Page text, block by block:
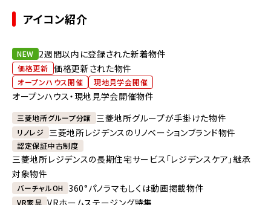
アイコン紹介
NEW 2週間以内に登録された新着物件
価格更新 価格更新された物件
オープンハウス開催 現地見学会開催
オープンハウス・現地見学会開催物件
三菱地所グループ分譲 三菱地所グループが手掛けた物件
リノレジ 三菱地所レジデンスのリノベーションブランド物件
認定保証中古制度
三菱地所レジデンスの長期住宅サービス「レジデンスケア」継承
対象物件
バーチャルOH 360°パノラマもしくは動画掲載物件
VR家具 VRホームステージング特集